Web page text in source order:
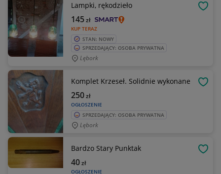
Lampki, rękodzieło
KUP TERAZ
145zł
STAN: NOWY
SPRZEDAJĄCY: OSOBA PRYWATNA
Lębork
Komplet Krzeseł. Solidnie wykonane
OGŁOSZENIE
250zł
SPRZEDAJĄCY: OSOBA PRYWATNA
Lębork
Bardzo Stary Punktak
OGŁOSZENIE
40zł